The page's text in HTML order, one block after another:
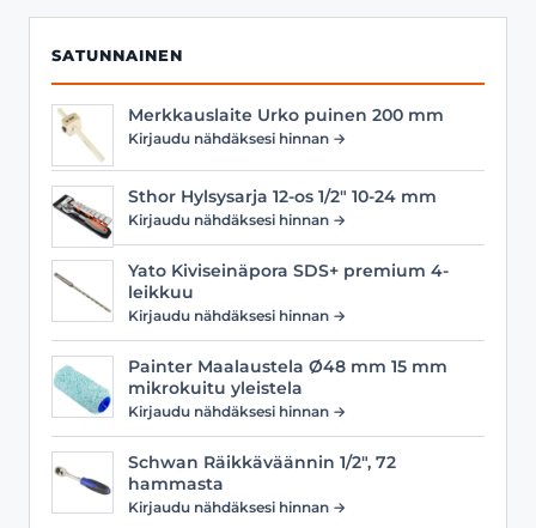
SATUNNAINEN
Merkkauslaite Urko puinen 200 mm
Kirjaudu nähdäksesi hinnan →
Sthor Hylsysarja 12-os 1/2" 10-24 mm
Kirjaudu nähdäksesi hinnan →
Yato Kiviseinäpora SDS+ premium 4-
leikkuu
Kirjaudu nähdäksesi hinnan →
Painter Maalaustela Ø48 mm 15 mm
mikrokuitu yleistela
Kirjaudu nähdäksesi hinnan →
Schwan Räikkäväännin 1/2", 72
hammasta
Kirjaudu nähdäksesi hinnan →